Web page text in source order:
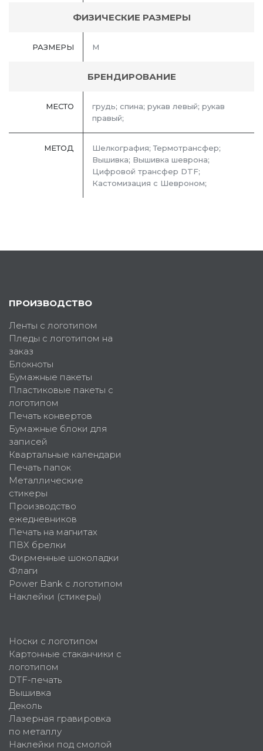
ФИЗИЧЕСКИЕ РАЗМЕРЫ
РАЗМЕРЫ M
БРЕНДИРОВАНИЕ
МЕСТО
грудь; спина; рукав левый; рукав
правый;
МЕТОД
Шелкография; Термотрансфер;
Вышивка; Вышивка шеврона;
Цифровой трансфер DTF;
Кастомизация с Шевроном;
ПРОИЗВОДСТВО
Ленты с логотипом
Пледы с логотипом на
заказ
Блокноты
Бумажные пакеты
Пластиковые пакеты с
логотипом
Печать конвертов
Бумажные блоки для
записей
Квартальные календари
Печать папок
Металлические
стикеры
Производство
ежедневников
Печать на магнитах
ПВХ брелки
Фирменные шоколадки
Флаги
Power Bank с логотипом
Наклейки (стикеры)
Носки с логотипом
Картонные стаканчики с
логотипом
DTF-печать
Вышивка
Деколь
Лазерная гравировка
по металлу
Наклейки под смолой